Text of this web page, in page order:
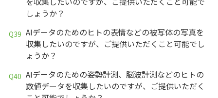
しょうか？
AIデータのためのヒトの表情などの被写体の写真を
収集したいのですが、ご提供いただくこと可能でし
ょうか？
AIデータのための姿勢計測、脳波計測などのヒトの
数値データを収集したいのですが、ご提供いただく